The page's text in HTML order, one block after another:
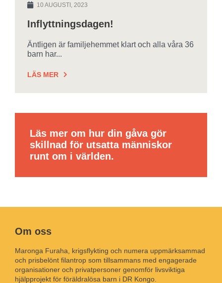
10 AUGUSTI, 2023
Inflyttningsdagen!
Äntligen är familjehemmet klart och alla våra 36
barn har...
LÄS MER
Läs mer om hur din gåva gör
skillnad för utsatta människor
runt om i världen.
Om oss
Maronga Furaha, krigsflykting och numera uppmärksammad
och prisbelönt filantrop som tillsammans med engagerade
organisationer och privatpersoner genomför livsviktiga
hjälpprojekt för föräldralösa barn i DR Kongo.